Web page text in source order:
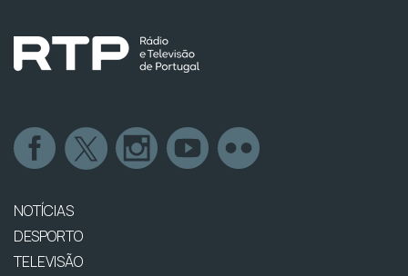
NOTÍCIAS
DESPORTO
TELEVISÃO